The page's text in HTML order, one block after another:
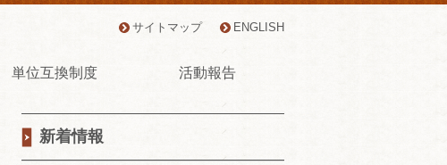
サイトマップ ENGLISH
単位互換制度 活動報告
新着情報